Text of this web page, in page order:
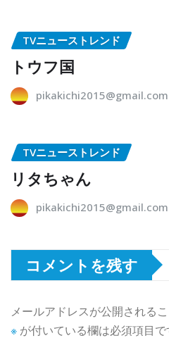
TVニューストレンド
トウフ国
pikakichi2015@gmail.com
TVニューストレンド
リタちゃん
pikakichi2015@gmail.com
コメントを残す
メールアドレスが公開されるこ
※ が付いている欄は必須項目で